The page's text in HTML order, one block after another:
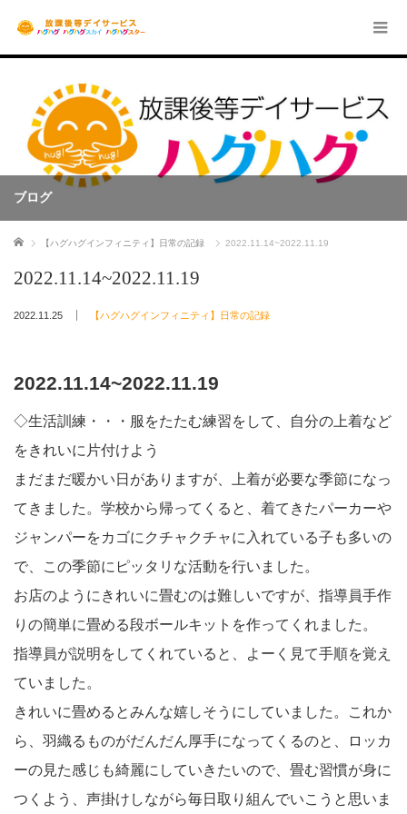
ブログ
ホーム 【ハグハグインフィニティ】日常の記録 2022.11.14~2022.11.19
2022.11.14~2022.11.19
2022.11.25 【ハグハグインフィニティ】日常の記録
2022.11.14~2022.11.19
◇生活訓練・・・服をたたむ練習をして、自分の上着など
をきれいに片付けよう
まだまだ暖かい日がありますが、上着が必要な季節になっ
てきました。学校から帰ってくると、着てきたパーカーや
ジャンパーをカゴにクチャクチャに入れている子も多いの
で、この季節にピッタリな活動を行いました。
お店のようにきれいに畳むのは難しいですが、指導員手作
りの簡単に畳める段ボールキットを作ってくれました。
指導員が説明をしてくれていると、よーく見て手順を覚え
ていました。
きれいに畳めるとみんな嬉しそうにしていました。これか
ら、羽織るものがだんだん厚手になってくるのと、ロッカ
ーの見た感じも綺麗にしていきたいので、畳む習慣が身に
つくよう、声掛けしながら毎日取り組んでいこうと思いま